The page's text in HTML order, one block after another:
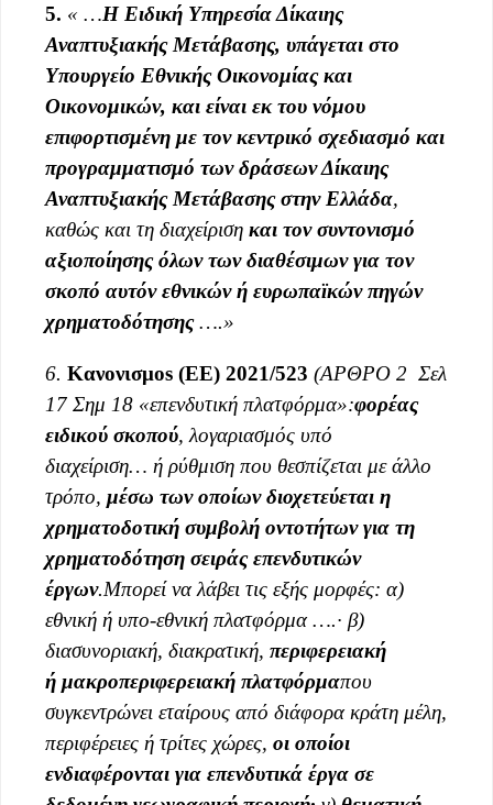
5. « …Η Ειδική Υπηρεσία Δίκαιης
Αναπτυξιακής Μετάβασης, υπάγεται στο
Υπουργείο Εθνικής Οικονομίας και
Οικονομικών, και είναι εκ του νόμου
επιφορτισμένη με τον κεντρικό σχεδιασμό και
προγραμματισμό των δράσεων Δίκαιης
Αναπτυξιακής Μετάβασης στην Ελλάδα,
καθώς και τη διαχείριση και τον συντονισμό
αξιοποίησης όλων των διαθέσιμων για τον
σκοπό αυτόν εθνικών ή ευρωπαϊκών πηγών
χρηματοδότησης….»
6. Κανονισμοs (ΕΕ) 2021/523 (ΑΡΘΡΟ 2 Σελ
17 Σημ 18 «επενδυτική πλατφόρμα»:φορέας
ειδικού σκοπού, λογαριασμός υπό
διαχείριση… ή ρύθμιση που θεσπίζεται με άλλο
τρόπο, μέσω των οποίων διοχετεύεται η
χρηματοδοτική συμβολή οντοτήτων για τη
χρηματοδότηση σειράς επενδυτικών
έργων.Μπορεί να λάβει τις εξής μορφές: α)
εθνική ή υπο-εθνική πλατφόρμα….· β)
διασυνοριακή, διακρατική, περιφερειακή
ή μακροπεριφερειακή πλατφόρμαπου
συγκεντρώνει εταίρους από διάφορα κράτη μέλη,
περιφέρειες ή τρίτες χώρες, οι οποίοι
ενδιαφέρονται για επενδυτικά έργα σε